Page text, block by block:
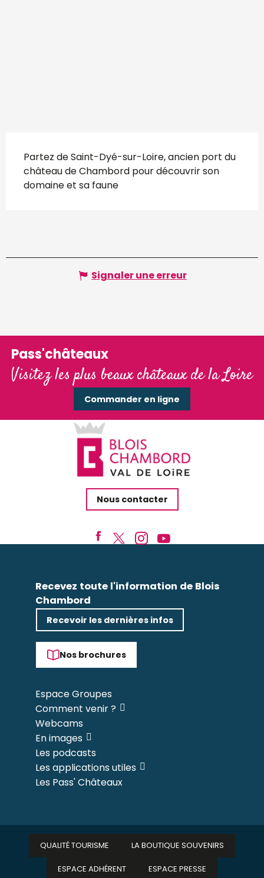
Description
Partez de Saint-Dyé-sur-Loire, ancien port du
château de Chambord pour découvrir son
domaine et sa faune
Signaler une erreur
Pass'châteaux
Visitez les plus beaux châteaux de la Loire
Commander en ligne
Nous contacter
Recevez toute l'information de Blois
Chambord
Recevoir les dernières infos
Nos brochures
Espace Groupes
Comment venir ?
Webcams
En images
Les podcasts
Les applications utiles
Les Pass' Châteaux
QUALITÉ TOURISME LA BOUTIQUE SOUVENIRS
ESPACE ADHÉRENT ESPACE PRESSE